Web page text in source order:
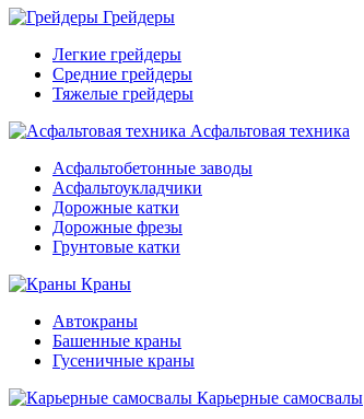
Грейдеры
Легкие грейдеры
Средние грейдеры
Тяжелые грейдеры
Асфальтовая техника
Асфальтобетонные заводы
Асфальтоукладчики
Дорожные катки
Дорожные фрезы
Грунтовые катки
Краны
Автокраны
Башенные краны
Гусеничные краны
Карьерные самосвалы